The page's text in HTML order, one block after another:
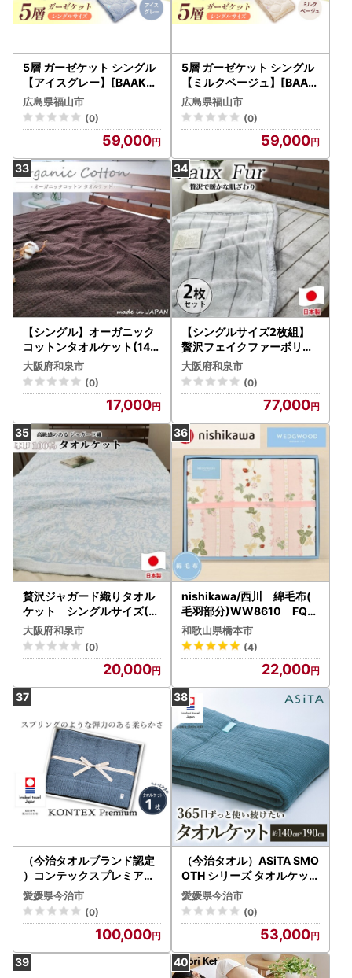
5層 ガーゼケット シングル
【アイスグレー】[BAAK07
4]肌掛け布団
広島県福山市
(0)
59,000
5層 ガーゼケット シングル
【ミルクベージュ】[BAAK
075]肌掛け布団
広島県福山市
(0)
59,000
【シングル】オーガニック
コットンタオルケット(145
×190cm)ブラウン OH-5
774-BR【1417244】
大阪府和泉市
(0)
17,000
【シングルサイズ2枚組】
贅沢フェイクファーボリュ
ーム毛布 M-9900-2P【15
07192】
大阪府和泉市
(0)
77,000
贅沢ジャガード織りタオル
ケット シングルサイズ(14
0×190cm)ブルー SNT-10
T-BL【1526143】
大阪府和泉市
(0)
20,000
nishikawa/西川 綿毛布(
毛羽部分)WW8610 FQ8
2601011 (S) P【154045
4】
和歌山県橋本市
(4)
22,000
（今治タオルブランド認定
）コンテックスプレミアム
タオルケット １枚 ブルー
グレー 今治タオル タオル
ケット【IF05190BGY】
愛媛県今治市
(0)
100,000
（今治タオル）ASiTA SMO
OTH シリーズ タオルケット
１枚 ブルーグレー
愛媛県今治市
(0)
53,000